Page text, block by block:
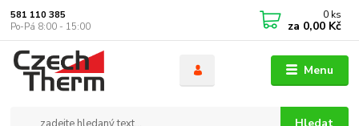
Menu
581 110 385
Po-Pá 8:00 - 15:00
0 ks
za 0,00 Kč